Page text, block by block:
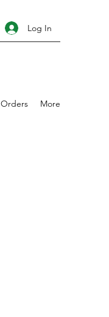
Log In
Orders More